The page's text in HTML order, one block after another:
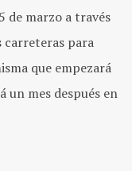
de marzo a través
carreteras para
que empezará
un mes después en